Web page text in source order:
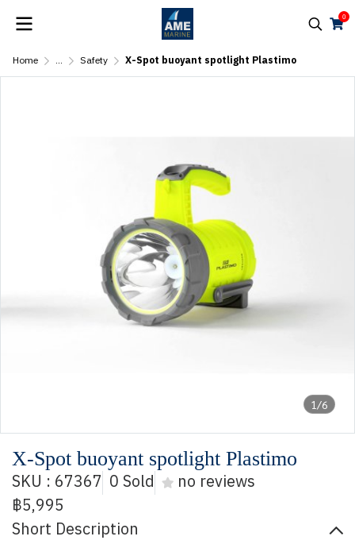
0
Home ... Safety X-Spot buoyant spotlight Plastimo
1/6
X-Spot buoyant spotlight Plastimo
SKU : 67367 0 Sold
no reviews
฿5,995
Short Description